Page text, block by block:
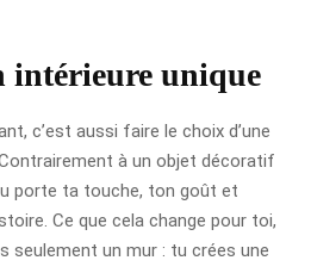
intérieure unique
c’est aussi faire le choix d’une
à un objet décoratif
porte ta touche, ton goût et
Ce que cela change pour toi,
seulement un mur : tu crées une